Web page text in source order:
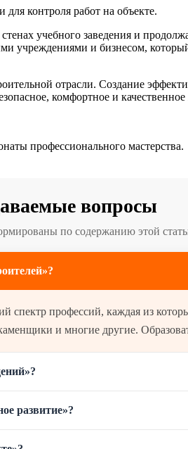
контроля работ на объекте.
учебного заведения и
учреждениями и бизнесом,
отрасли. Создание
комфортное и
профессионального мастерства.
вопросы
по содержанию этой
спектр профессий, каждая из
и многие другие.
развитие»?